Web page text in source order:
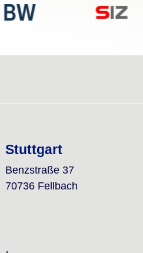
Stuttgart
Benzstraße 37
70736 Fellbach